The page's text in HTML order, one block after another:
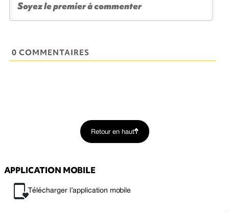
0 COMMENTAIRES
Retour en haut
APPLICATION MOBILE
Télécharger l’application mobile